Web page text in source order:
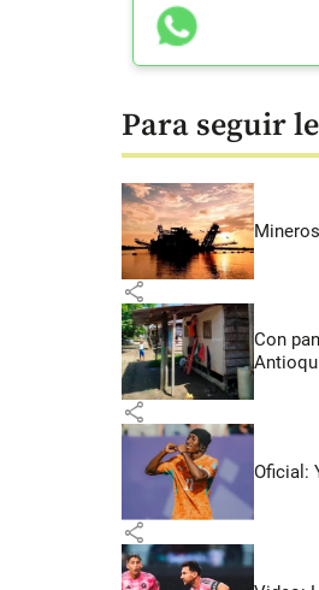
Para seguir
share
Con
share
Oficial:
share